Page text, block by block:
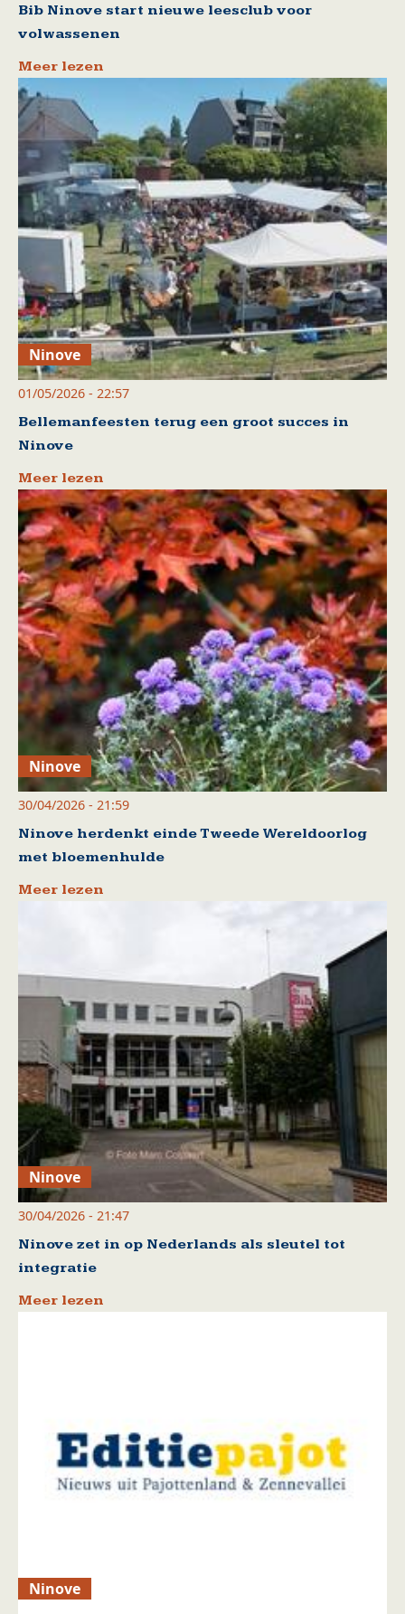
Bib Ninove start nieuwe leesclub voor
volwassenen
Meer lezen
Ninove
01/05/2026 - 22:57
Bellemanfeesten terug een groot succes in
Ninove
Meer lezen
Ninove
30/04/2026 - 21:59
Ninove herdenkt einde Tweede Wereldoorlog
met bloemenhulde
Meer lezen
Ninove
30/04/2026 - 21:47
Ninove zet in op Nederlands als sleutel tot
integratie
Meer lezen
Ninove